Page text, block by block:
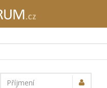
Příjmení